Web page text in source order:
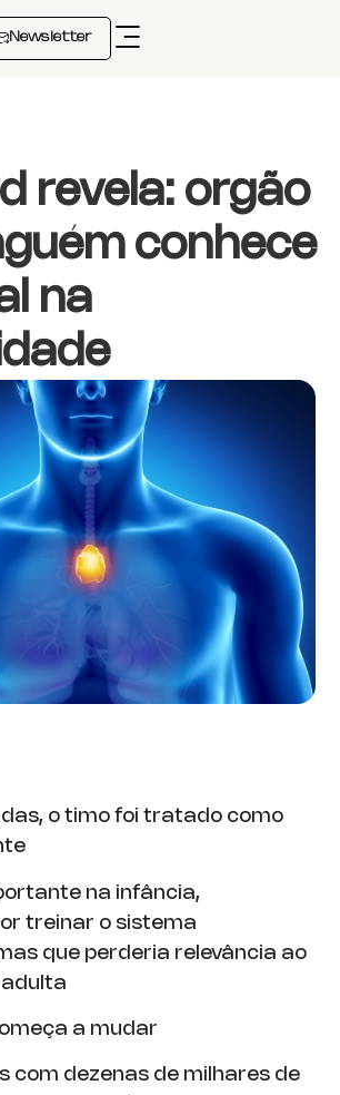
Newsletter
revela: orgão
conhece
na
o timo foi tratado como
na infância,
treinar o sistema
que perderia relevância ao
adulta
a mudar
com dezenas de milhares de